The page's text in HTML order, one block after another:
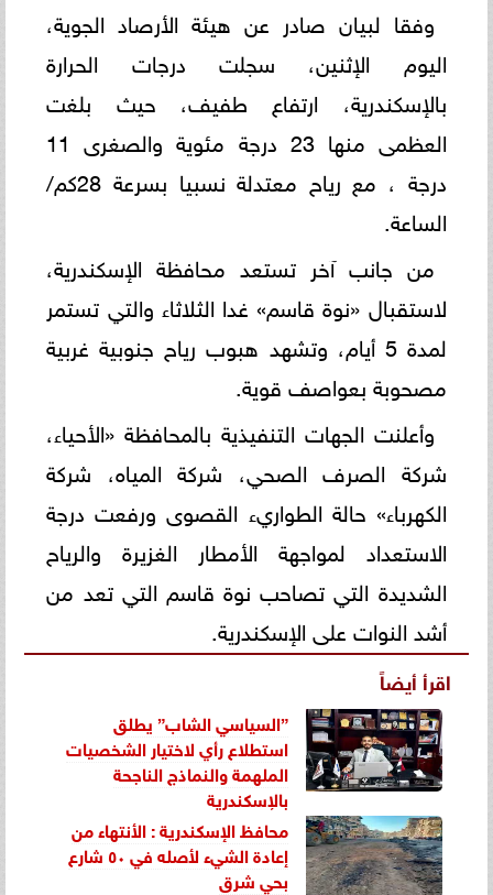
وفقا لبيان صادر عن هيئة الأرصاد الجوية،
اليوم الإثنين، سجلت درجات الحرارة
بالإسكندرية، ارتفاع طفيف، حيث بلغت
العظمى منها 23 درجة مئوية والصغرى 11
درجة ، مع رياح معتدلة نسبيا بسرعة 28كم/
الساعة.
من جانب آخر تستعد محافظة الإسكندرية،
لاستقبال «نوة قاسم» غدا الثلاثاء والتي تستمر
لمدة 5 أيام، وتشهد هبوب رياح جنوبية غربية
مصحوبة بعواصف قوية.
وأعلنت الجهات التنفيذية بالمحافظة «الأحياء،
شركة الصرف الصحي، شركة المياه، شركة
الكهرباء» حالة الطواريء القصوى ورفعت درجة
الاستعداد لمواجهة الأمطار الغزيرة والرياح
الشديدة التي تصاحب نوة قاسم التي تعد من
أشد النوات على الإسكندرية.
اقرأ أيضاً
”السياسي الشاب” يطلق
استطلاع رأي لاختيار الشخصيات
الملهمة والنماذج الناجحة
بالإسكندرية
محافظ الإسكندرية : الأنتهاء من
إعادة الشيء لأصله في ٥٠ شارع
بحي شرق